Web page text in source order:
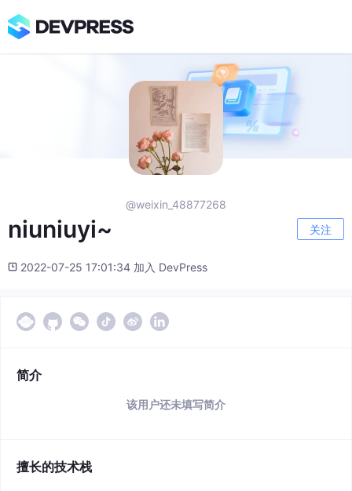
@weixin_48877268
niuniuyi~ 关注
2022-07-25 17:01:34 加入 DevPress
简介
该用户还未填写简介
擅长的技术栈